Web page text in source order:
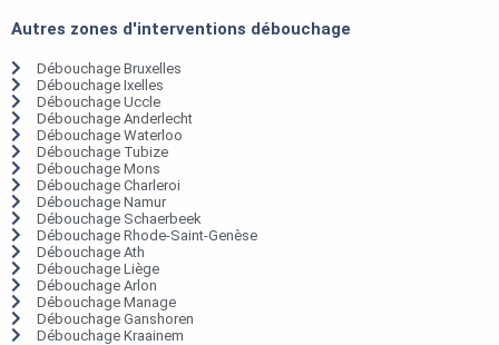
Autres zones d'interventions débouchage
Débouchage Bruxelles
Débouchage Ixelles
Débouchage Uccle
Débouchage Anderlecht
Débouchage Waterloo
Débouchage Tubize
Débouchage Mons
Débouchage Charleroi
Débouchage Namur
Débouchage Schaerbeek
Débouchage Rhode-Saint-Genèse
Débouchage Ath
Débouchage Liège
Débouchage Arlon
Débouchage Manage
Débouchage Ganshoren
Débouchage Kraainem